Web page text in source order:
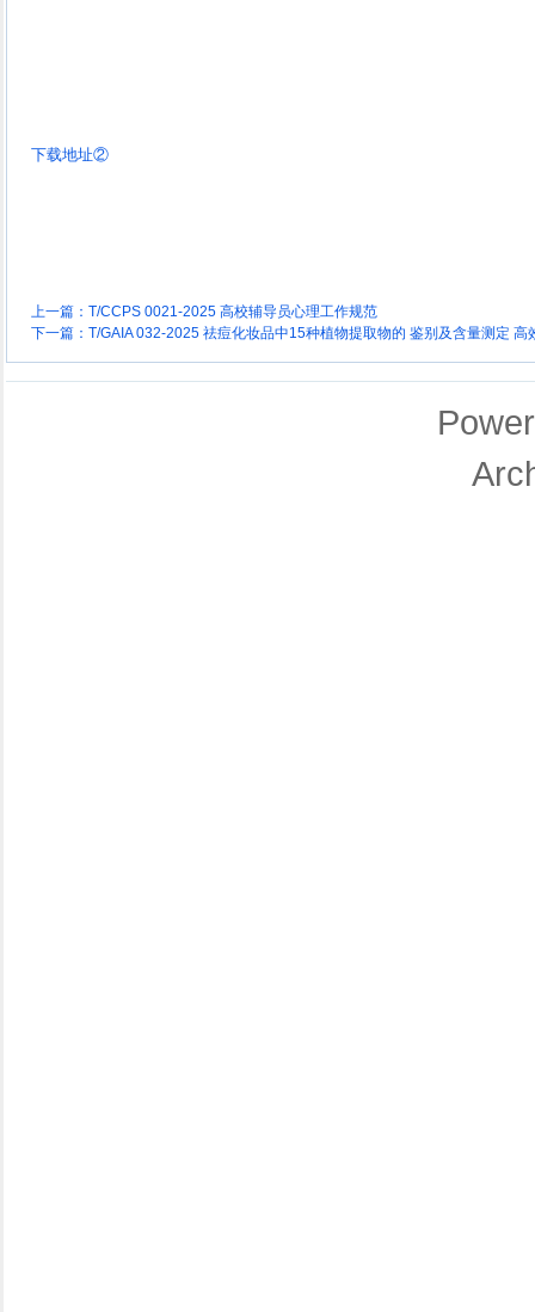
下载地址②
上一篇： T/CCPS 0021-2025 高校辅导员心理工作规范
下一篇： T/GAIA 032-2025 祛痘化妆品中15种植物提取物的 鉴别及含量测定 高